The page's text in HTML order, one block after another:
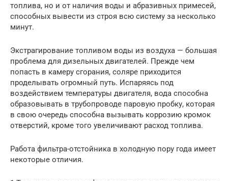
топлива, но и от наличия воды и абразивных примесей,
способных вывести из строя всю систему за несколько
минут.
Экстрагирование топливом воды из воздуха — большая
проблема для дизельных двигателей. Прежде чем
попасть в камеру сгорания, соляре приходится
проделывать огромный путь. Испаряясь под
воздействием температуры двигателя, вода способна
образовывать в трубопроводе паровую пробку, которая
в свою очередь способна вызывать коррозию кромок
отверстий, кроме того увеличивают расход топлива.
Работа фильтра-отстойника в холодную пору года имеет
некоторые отличия.